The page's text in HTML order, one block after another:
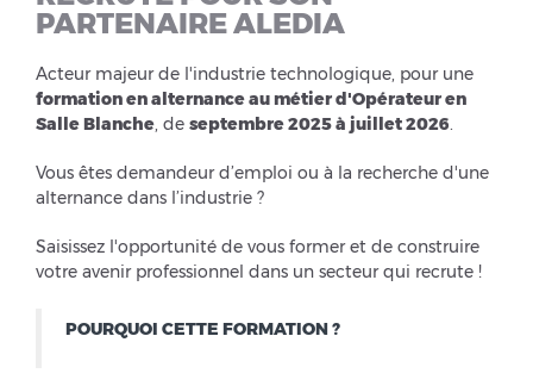
PARTENAIRE ALEDIA
Acteur majeur de l'industrie technologique, pour une
formation en alternance au métier d'Opérateur en
Salle Blanche, de septembre 2025 à juillet 2026.
Vous êtes demandeur d’emploi ou à la recherche d'une
alternance dans l’industrie ?
Saisissez l'opportunité de vous former et de construire
votre avenir professionnel dans un secteur qui recrute !
POURQUOI CETTE FORMATION ?